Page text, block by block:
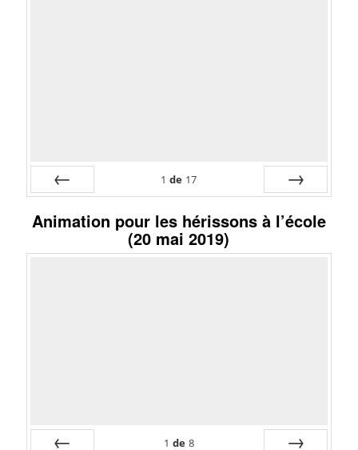
1 de 17
Animation pour les hérissons à l’école
(20 mai 2019)
1 de 8